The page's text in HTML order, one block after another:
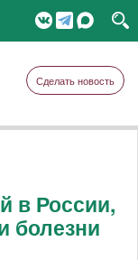
Сделать новость
в России,
болезни